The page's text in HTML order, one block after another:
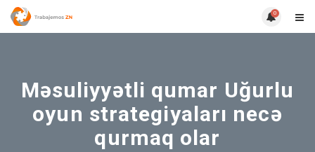
0
Məsuliyyətli qumar Uğurlu
oyun strategiyaları necə
qurmaq olar